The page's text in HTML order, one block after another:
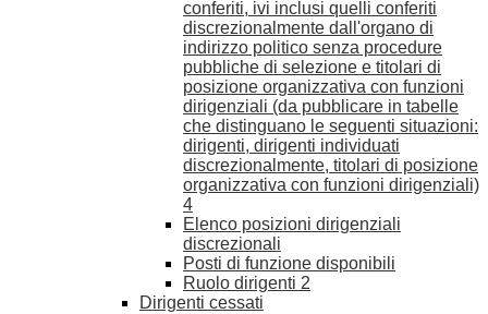
conferiti, ivi inclusi quelli conferiti
discrezionalmente dall'organo di
indirizzo politico senza procedure
pubbliche di selezione e titolari di
posizione organizzativa con funzioni
dirigenziali (da pubblicare in tabelle
che distinguano le seguenti situazioni:
dirigenti, dirigenti individuati
discrezionalmente, titolari di posizione
organizzativa con funzioni dirigenziali)
4
Elenco posizioni dirigenziali
discrezionali
Posti di funzione disponibili
Ruolo dirigenti 2
Dirigenti cessati